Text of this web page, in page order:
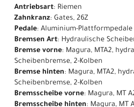
Antriebsart: Riemen
Zahnkranz: Gates, 26Z
Pedale: Aluminium-
Bremsen Art: Hydraulische
Bremse vorne: Magura, MTA2,
Scheibenbremse, 2-Kolben
Bremse hinten: Magura, MTA2,
Scheibenbremse, 2-Kolben
Bremsscheibe vorne: Magura, MT
Bremsscheibe hinten: Magura, MT